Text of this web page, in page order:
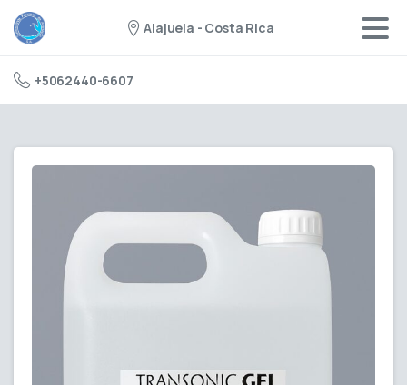
Alajuela - Costa Rica
+5062440-6607